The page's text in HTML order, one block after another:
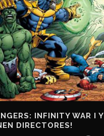
INFINITY WAR I Y
DIRECTORES!